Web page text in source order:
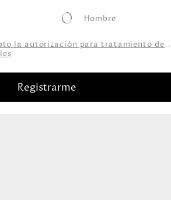
Hombre
la autorización para tratamiento de .
Registrarme